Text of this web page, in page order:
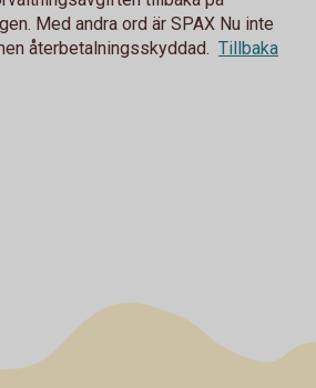
Med andra ord är SPAX Nu inte
återbetalningsskyddad. Tillbaka